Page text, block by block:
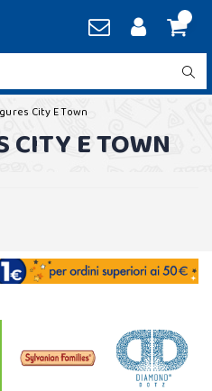
City E Town
CITY E TOWN